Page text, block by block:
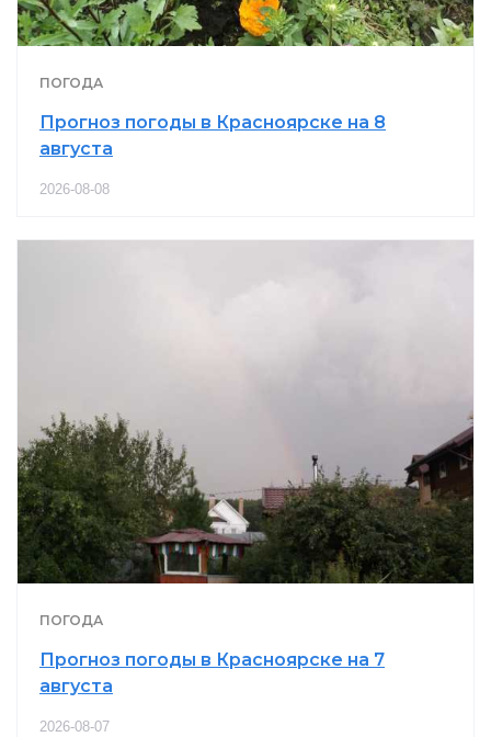
ПОГОДА
Прогноз погоды в Красноярске на 8
августа
2026-08-08
ПОГОДА
Прогноз погоды в Красноярске на 7
августа
2026-08-07